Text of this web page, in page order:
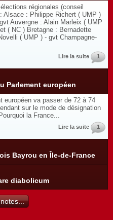
régionales (conseil
Alsace : Philippe Richert ( UMP )
Auvergne : Alain Marleix ( UMP
( NC ) Bretagne : Bernadette
( UMP ) - gvt Champagne-
Lire la suite 1
Parlement européen
européen va passer de 72 à 74
sur le mode de désignation
la France...
Lire la suite 1
Bayrou en Île-de-France
diabolicum